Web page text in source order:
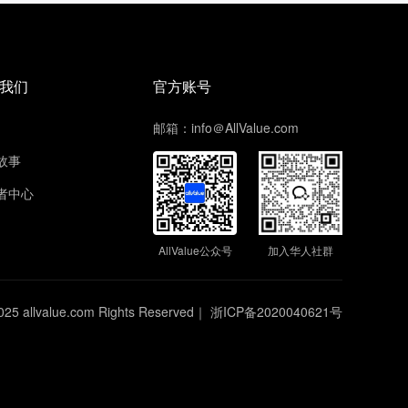
们
事
中心
官方账号
邮箱：info＠AllValue.com
AllValue公众号 加入华人社群
allvalue.com Rights Reserved｜ 浙ICP备2020040621号